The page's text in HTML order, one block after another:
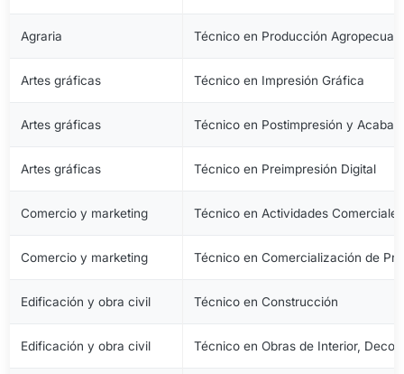
Agraria Técnico en Producción
Artes gráficas Técnico en Impresión Gráfica
Artes gráficas Técnico en Postimpresión y
Artes gráficas Técnico en Preimpresión Digital
Comercio y marketing Técnico en Actividades Comerciales
Comercio y marketing Técnico en Comercialización de
Edificación y obra civil Técnico en Construcción
Edificación y obra civil Técnico en Obras de Interior,